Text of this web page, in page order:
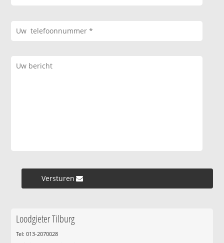
Versturen »
Loodgieter Tilburg
Tel: 013-2070028